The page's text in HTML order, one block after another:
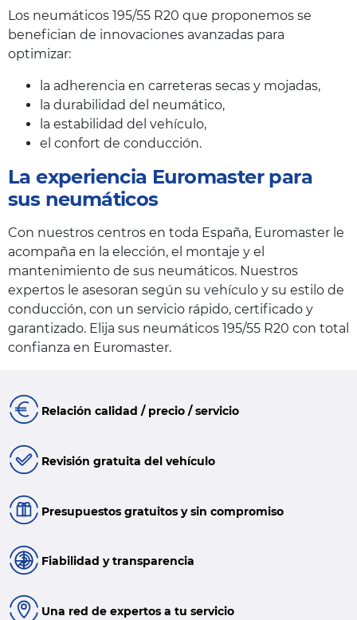
Los neumáticos 195/55 R20 que proponemos se
benefician de innovaciones avanzadas para
optimizar:
la adherencia en carreteras secas y mojadas,
la durabilidad del neumático,
la estabilidad del vehículo,
el confort de conducción.
La experiencia Euromaster para
sus neumáticos
Con nuestros centros en toda España, Euromaster le
acompaña en la elección, el montaje y el
mantenimiento de sus neumáticos. Nuestros
expertos le asesoran según su vehículo y su estilo de
conducción, con un servicio rápido, certificado y
garantizado. Elija sus neumáticos 195/55 R20 con total
confianza en Euromaster.
Relación calidad / precio / servicio
Revisión gratuita del vehículo
Presupuestos gratuitos y sin compromiso
Fiabilidad y transparencia
Una red de expertos a tu servicio